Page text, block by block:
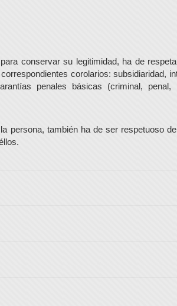
conservar su legitimidad, ha de
corolarios: subsidiaridad,
penales básicas (criminal,
persona, también ha de ser respetuoso